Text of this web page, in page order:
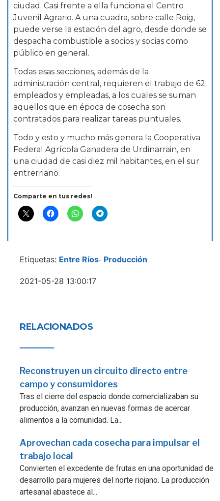
ciudad. Casi frente a ella funciona el Centro
Juvenil Agrario. A una cuadra, sobre calle Roig,
puede verse la estación del agro, desde donde se
despacha combustible a socios y socias como
público en general.
Todas esas secciones, además de la
administración central, requieren el trabajo de 62
empleados y empleadas, a los cuales se suman
aquellos que en época de cosecha son
contratados para realizar tareas puntuales.
Todo y esto y mucho más genera la Cooperativa
Federal Agrícola Ganadera de Urdinarrain, en
una ciudad de casi diez mil habitantes, en el sur
entrerriano.
Comparte en tus redes!
Etiquetas: Entre Ríos- Producción
2021-05-28 13:00:17
RELACIONADOS
Reconstruyen un circuito directo entre
campo y consumidores
Tras el cierre del espacio donde comercializaban su
producción, avanzan en nuevas formas de acercar
alimentos a la comunidad. La...
Aprovechan cada cosecha para impulsar el
trabajo local
Convierten el excedente de frutas en una oportunidad de
desarrollo para mujeres del norte riojano. La producción
artesanal abastece al...